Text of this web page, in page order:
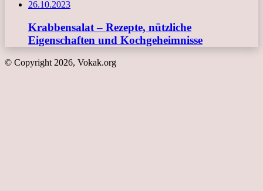
26.10.2023
Krabbensalat – Rezepte, nützliche
Eigenschaften und Kochgeheimnisse
© Copyright 2026, Vokak.org